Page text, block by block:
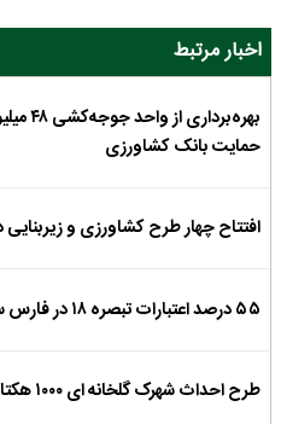
اخبار مرتبط
حمایت بانک کشاورزی
افتتاح چهار طرح کشاورزی و زیربنایی
۵۵ درصد اعتبارات تبصره ۱۸ در فارس سهم بخش کشاورزی شد
طرح احداث شهرک گلخانه ای ۱۰۰۰ هکتاری در شهرستان ورزقان